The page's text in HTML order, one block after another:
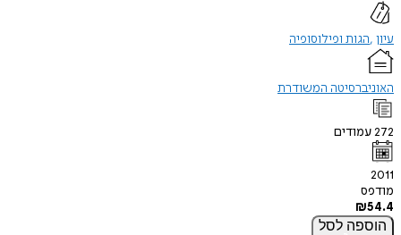
עיון הגות ופילוסופיה
האוניברסיטה המשודרת
272עמודים
2011
מודפס
₪54.4
הוספה לסל